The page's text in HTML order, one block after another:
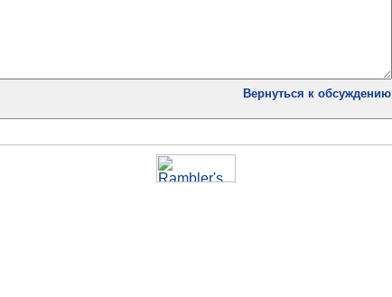
Вернуться к обсуждению